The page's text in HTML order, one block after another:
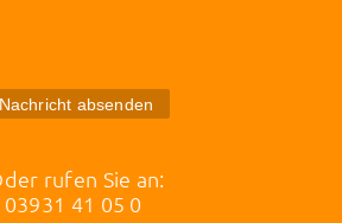
Nachricht absenden
rufen Sie an:
03931 41 05 0